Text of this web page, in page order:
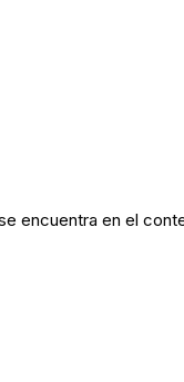
encuentra en el